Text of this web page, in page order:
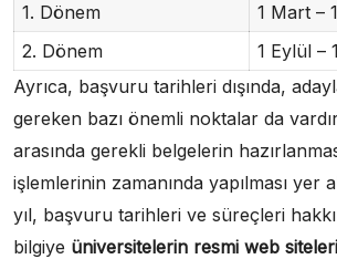
1. Dönem
1 Mart –
2. Dönem
1 Eylül –
Ayrıca, başvuru tarihleri dışında,
gereken bazı önemli noktalar da
arasında gerekli belgelerin
işlemlerinin zamanında yapılması yer
yıl, başvuru tarihleri ve süreçleri
bilgiye üniversitelerin resmi web